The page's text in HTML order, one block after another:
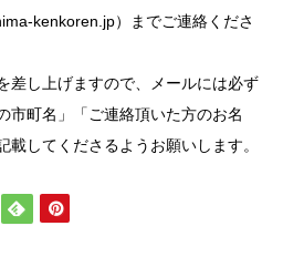
kenkoren.jp）までご連絡くださ
差し上げますので、メールには必ず
市町名」「ご連絡頂いた方のお名
してくださるようお願いします。